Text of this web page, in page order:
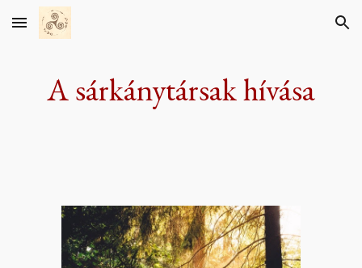
Skip to main content Skip to navigation
A sárkánytársak hívása